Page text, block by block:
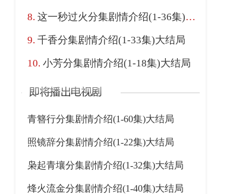
这一秒过火分集剧情介绍(1-36集)大结局
千香分集剧情介绍(1-33集)大结局
小芳分集剧情介绍(1-18集)大结局
青簪行分集剧情介绍(1-60集)大结局
照镜辞分集剧情介绍(1-22集)大结局
枭起青壤分集剧情介绍(1-32集)大结局
烽火流金分集剧情介绍(1-40集)大结局